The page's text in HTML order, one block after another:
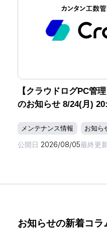
【クラウドログPC管
のお知らせ 8/24(月)
メンテナンス情報 お知ら
公開日 2026/08/05最終更
お知らせの新着コラ